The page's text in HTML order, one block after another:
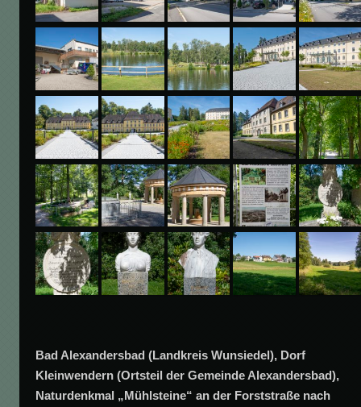
Bad Alexandersbad (Landkreis Wunsiedel), Dorf
Kleinwendern (Ortsteil der Gemeinde Alexandersbad),
Naturdenkmal „Mühlsteine“ an der Forststraße nach